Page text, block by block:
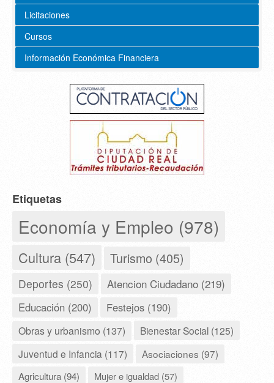
Licitaciones
Cursos
Información Económica Financiera
Etiquetas
Economía y Empleo (978)
Cultura (547) Turismo (405)
Deportes (250) Atencion Ciudadano (219)
Educación (200) Festejos (190)
Obras y urbanismo (137)
Bienestar Social (125)
Juventud e Infancia (117)
Asociaciones (97)
Agricultura (94)
Mujer e igualdad (57)